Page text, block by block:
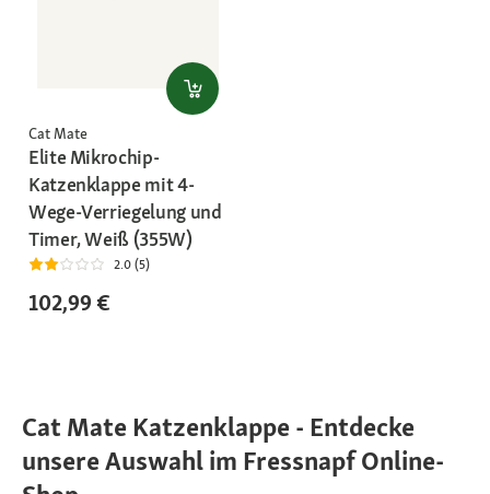
Cat Mate
Elite Mikrochip-
Katzenklappe mit 4-
Wege-Verriegelung und
Timer, Weiß (355W)
2.0 (5)
102,99 €
Cat Mate Katzenklappe - Entdecke
unsere Auswahl im Fressnapf Online-